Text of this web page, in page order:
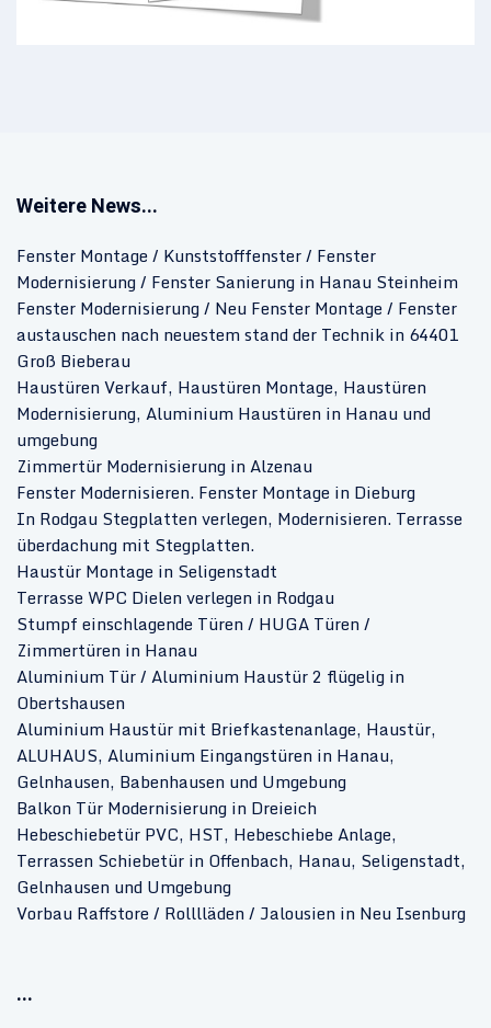
Weitere News...
Fenster Montage / Kunststofffenster / Fenster
Modernisierung / Fenster Sanierung in Hanau Steinheim
Fenster Modernisierung / Neu Fenster Montage / Fenster
austauschen nach neuestem stand der Technik in 64401
Groß Bieberau
Haustüren Verkauf, Haustüren Montage, Haustüren
Modernisierung, Aluminium Haustüren in Hanau und
umgebung
Zimmertür Modernisierung in Alzenau
Fenster Modernisieren. Fenster Montage in Dieburg
In Rodgau Stegplatten verlegen, Modernisieren. Terrasse
überdachung mit Stegplatten.
Haustür Montage in Seligenstadt
Terrasse WPC Dielen verlegen in Rodgau
Stumpf einschlagende Türen / HUGA Türen /
Zimmertüren in Hanau
Aluminium Tür / Aluminium Haustür 2 flügelig in
Obertshausen
Aluminium Haustür mit Briefkastenanlage, Haustür,
ALUHAUS, Aluminium Eingangstüren in Hanau,
Gelnhausen, Babenhausen und Umgebung
Balkon Tür Modernisierung in Dreieich
Hebeschiebetür PVC, HST, Hebeschiebe Anlage,
Terrassen Schiebetür in Offenbach, Hanau, Seligenstadt,
Gelnhausen und Umgebung
Vorbau Raffstore / Rolllläden / Jalousien in Neu Isenburg
...